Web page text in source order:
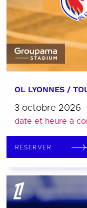
OL LYONNES /
3 octobre 2026
date et heure à
RÉSERVER